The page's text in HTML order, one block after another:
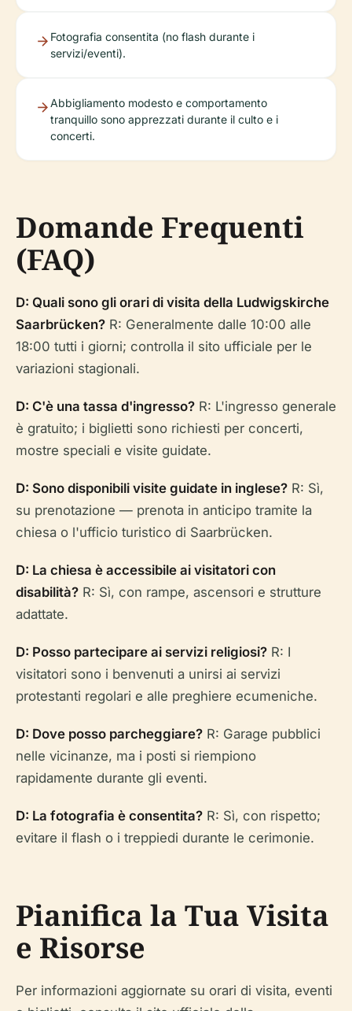
Fotografia consentita (no flash durante i
servizi/eventi).
Abbigliamento modesto e comportamento
tranquillo sono apprezzati durante il culto e i
concerti.
Domande Frequenti
(FAQ)
D: Quali sono gli orari di visita della Ludwigskirche
Saarbrücken? R: Generalmente dalle 10:00 alle
18:00 tutti i giorni; controlla il sito ufficiale per le
variazioni stagionali.
D: C'è una tassa d'ingresso? R: L'ingresso generale
è gratuito; i biglietti sono richiesti per concerti,
mostre speciali e visite guidate.
D: Sono disponibili visite guidate in inglese? R: Sì,
su prenotazione — prenota in anticipo tramite la
chiesa o l'ufficio turistico di Saarbrücken.
D: La chiesa è accessibile ai visitatori con
disabilità? R: Sì, con rampe, ascensori e strutture
adattate.
D: Posso partecipare ai servizi religiosi? R: I
visitatori sono i benvenuti a unirsi ai servizi
protestanti regolari e alle preghiere ecumeniche.
D: Dove posso parcheggiare? R: Garage pubblici
nelle vicinanze, ma i posti si riempiono
rapidamente durante gli eventi.
D: La fotografia è consentita? R: Sì, con rispetto;
evitare il flash o i treppiedi durante le cerimonie.
Pianifica la Tua Visita
e Risorse
Per informazioni aggiornate su orari di visita, eventi